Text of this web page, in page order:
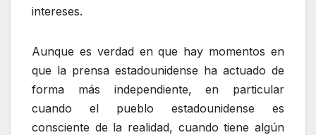
intereses.
Aunque es verdad en que hay momentos en
que la prensa estadounidense ha actuado de
forma más independiente, en particular
cuando el pueblo estadounidense es
consciente de la realidad, cuando tiene algún